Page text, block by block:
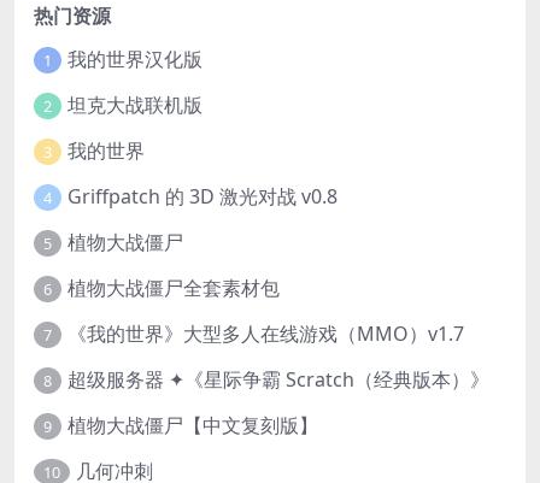
热门资源
1 我的世界汉化版
2 坦克大战联机版
3 我的世界
4 Griffpatch 的 3D 激光对战 v0.8
5 植物大战僵尸
6 植物大战僵尸全套素材包
7 《我的世界》大型多人在线游戏（MMO）v1.7
8 超级服务器 ✦《星际争霸 Scratch（经典版本）》
9 植物大战僵尸【中文复刻版】
10 几何冲刺